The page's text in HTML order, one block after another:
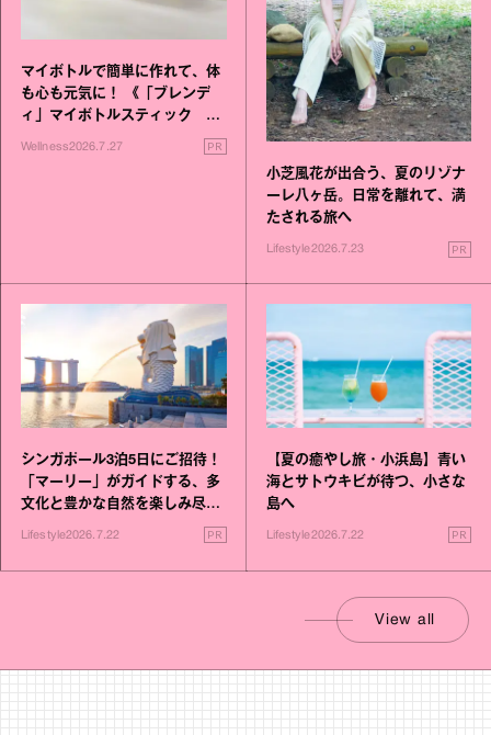
マイボトルで簡単に作れて、体
も心も元気に！ 《「ブレンデ
ィ」マイボトルスティック い
いこと毎日》シリーズが誕生
Wellness2026.7.27 PR
小芝風花が出合う、夏のリゾナ
ーレ八ヶ岳。日常を離れて、満
たされる旅へ
Lifestyle2026.7.23 PR
シンガポール3泊5日にご招待！
「マーリー」がガイドする、多
文化と豊かな自然を楽しみ尽く
Lifestyle2026.7.22 PR
【夏の癒やし旅・小浜島】青い
海とサトウキビが待つ、小さな
島へ
Lifestyle2026.7.22 PR
View all